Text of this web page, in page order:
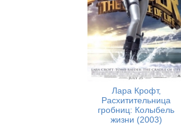
Лара Крофт,
Расхитительница
гробниц: Колыбель
жизни (2003)